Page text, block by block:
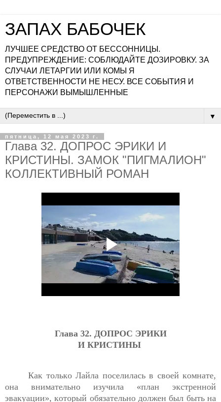
ЗАПАХ БАБОЧЕК
ЛУЧШЕЕ СРЕДСТВО ОТ БЕССОННИЦЫ.
ПРЕДУПРЕЖДЕНИЕ: СОБЛЮДАЙТЕ ДОЗИРОВКУ. ЗА
СЛУЧАИ ЛЕТАРГИИ ИЛИ КОМЫ Я
ОТВЕТСТВЕННОСТИ НЕ НЕСУ. ВСЕ СОБЫТИЯ И
ПЕРСОНАЖИ ВЫМЫШЛЕННЫЕ
▼
пятница, 12 мая 2023 г.
Глава 32. ДОПРОС ЭРИКИ И
КРИСТИНЫ. ЗАМОК "ПИГМАЛИОН"
КОЛЛЕКТИВНЫЙ РОМАН
Глава 32. ДОПРОС ЭРИКИ
И КРИСТИНЫ
Как только Лайла поселилась в своей комнате,
она внимательно изучила «план экстренной
эвакуации», который обязательно должен был быть на